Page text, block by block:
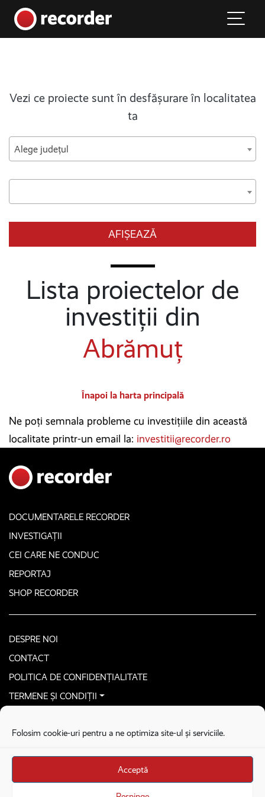
Folosim cookie-uri pentru a ne optimiza site-ul și serviciile.
Acceptă
Main Navigation
Vezi ce proiecte sunt în desfășurare în localitatea
ta
Alege județul
AFIȘEAZĂ
Lista proiectelor de
investiții din
Abrămuț
Înapoi la harta principală
Ne poți semnala probleme cu investițiile din această
localitate printr-un email la: investitii@recorder.ro
DOCUMENTARELE RECORDER
INVESTIGAȚII
CEI CARE NE CONDUC
REPORTAJ
SHOP RECORDER
DESPRE NOI
CONTACT
POLITICA DE CONFIDENȚIALITATE
TERMENE ȘI CONDIȚII
Stega creative
Brandul Recorder e operat de Asociația Recorder Community, sub licența SC